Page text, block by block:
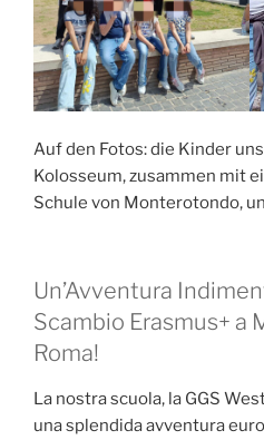
Auf den Fotos: die Kinder
Kolosseum, zusammen mit
Schule von Monterotondo,
Un’Avventura
Scambio Erasmus+ a
Roma!
La nostra scuola, la GGS
una splendida avventura